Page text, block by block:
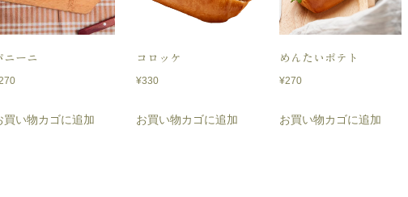
ニーニ
買い物カゴに追加
コロッケ
¥330
お買い物カゴに追加
めんたいポテト
¥270
お買い物カゴに追加